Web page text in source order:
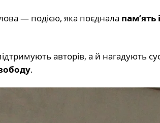
— подією, яка поєднала пам’ять
авторів, а й нагадують
.